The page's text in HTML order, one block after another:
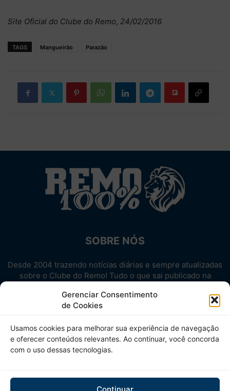
Gerenciar Consentimento
de Cookies
Usamos cookies para melhorar sua experiência de navegação
e oferecer conteúdos relevantes. Ao continuar, você concorda
com o uso dessas tecnologias.
Continuar
Site Oficial do Clube do Remo, 24/02/2016
TAGS Mangueirão Parazão
SOBRE NÓS
Desde 2004 trazendo notícias diárias e sempre atualizadas
sobre o Clube do Remo! Tudo o que sai publicado na
Aproveite! Site não-oficial.
SIGA-NOS